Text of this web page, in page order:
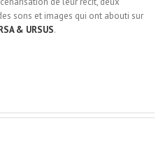
sons et images qui ont abouti sur
& URSUS.